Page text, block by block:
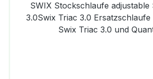
SWIX Stockschlaufe adjustable
3.0Swix Triac 3.0
Swix Triac 3.0 und